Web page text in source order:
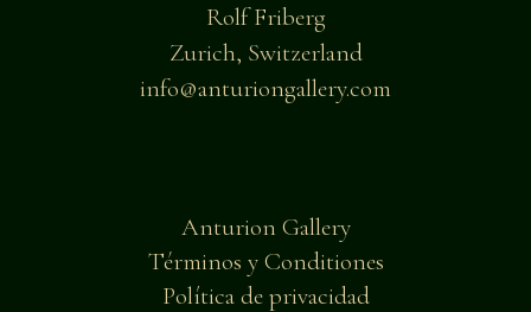
Rolf Friberg
Zurich, Switzerland
info@anturiongallery.com
Anturion Gallery
Términos y Conditiones
Política de privacidad